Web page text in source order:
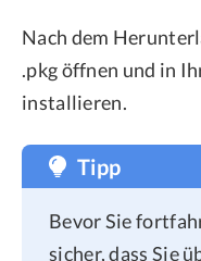
Nach dem
.pkg öffnen und in
installieren.
Tipp
Bevor Sie
sicher, dass Sie